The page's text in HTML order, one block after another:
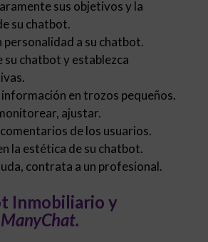
sus objetivos y la
su chatbot.
personalidad a su chatbot.
su chatbot y establezca
en trozos pequeños.
ajustar.
de los usuarios.
la estética de su chatbot.
contrata a un profesional.
Inmobiliario y
ManyChat.